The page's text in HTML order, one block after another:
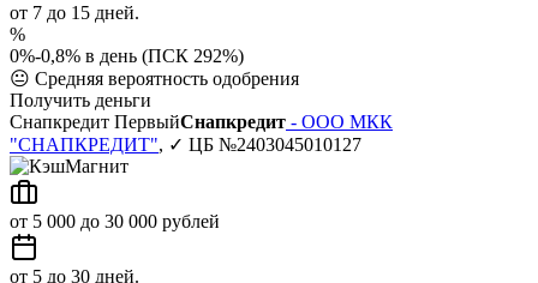
от 7 до 15 дней.
%
0%-0,8% в день (ПСК 292%)
😐 Средняя вероятность одобрения
Получить деньги
Снапкредит ПервыйСнапкредит - ООО МКК
"СНАПКРЕДИТ", ✓ ЦБ №2403045010127
от 5 000 до 30 000 рублей
от 5 до 30 дней.